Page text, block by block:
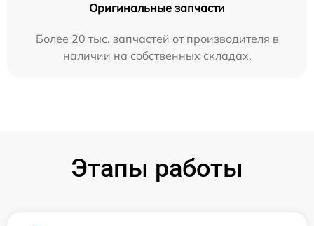
Оригинальные запчасти
Более 20 тыс. запчастей от производителя в
наличии на собственных складах.
Этапы работы